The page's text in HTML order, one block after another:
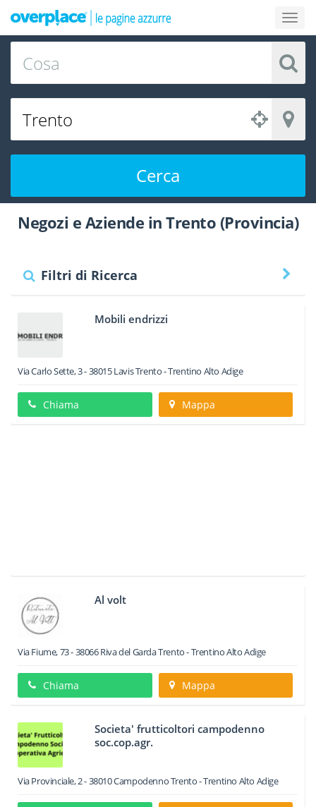
Cerca
Negozi e Aziende in Trento (Provincia)
Filtri di Ricerca
Mobili endrizzi
Via Carlo Sette, 3-38015LavisTrento -Trentino Alto Adige
Chiama Mappa
Al volt
Via Fiume, 73-38066Riva del GardaTrento -Trentino Alto Adige
Chiama Mappa
Societa' frutticoltori campodenno
soc.cop.agr.
Via Provinciale, 2-38010CampodennoTrento -Trentino Alto Adige